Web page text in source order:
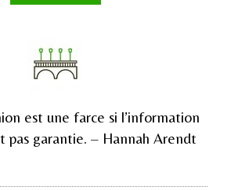
est une farce si l’information
pas garantie. – Hannah Arendt